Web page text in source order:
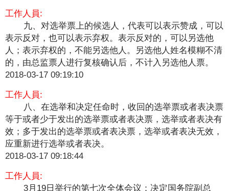
工作人員:
九、对选举票上的候选人，代表可以表示赞成，可以
表示反对，也可以表示弃权。表示反对的，可以另选他
人；表示弃权的，不能另选他人。另选他人姓名模糊不清
的，由总监票人进行复核确认后，不计入另选他人票。
2018-03-17 09:19:10
工作人員:
八、在选举和决定任命时，收回的选举票或者表决票
等于或者少于发出的选举票或者表决票，选举或者表决有
效；多于发出的选举票或者表决票，选举或者表决无效，
应重新进行选举或者表决。
2018-03-17 09:18:44
工作人員:
3月19日举行的第七次全体会议：决定国务院副总